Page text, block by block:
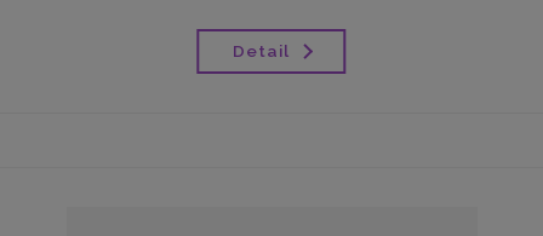
Detail